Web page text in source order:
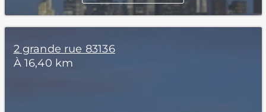
2 grande rue 83136
À 16,40 km